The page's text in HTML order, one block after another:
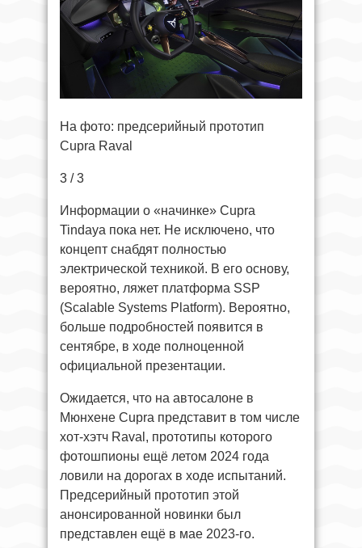
На фото: предсерийный прототип
Cupra Raval
3 / 3
Информации о «начинке» Cupra
Tindaya пока нет. Не исключено, что
концепт снабдят полностью
электрической техникой. В его основу,
вероятно, ляжет платформа SSP
(Scalable Systems Platform). Вероятно,
больше подробностей появится в
сентябре, в ходе полноценной
официальной презентации.
Ожидается, что на автосалоне в
Мюнхене Cupra представит в том числе
хот-хэтч Raval, прототипы которого
фотошпионы ещё летом 2024 года
ловили на дорогах в ходе испытаний.
Предсерийный прототип этой
анонсированной новинки был
представлен ещё в мае 2023-го.